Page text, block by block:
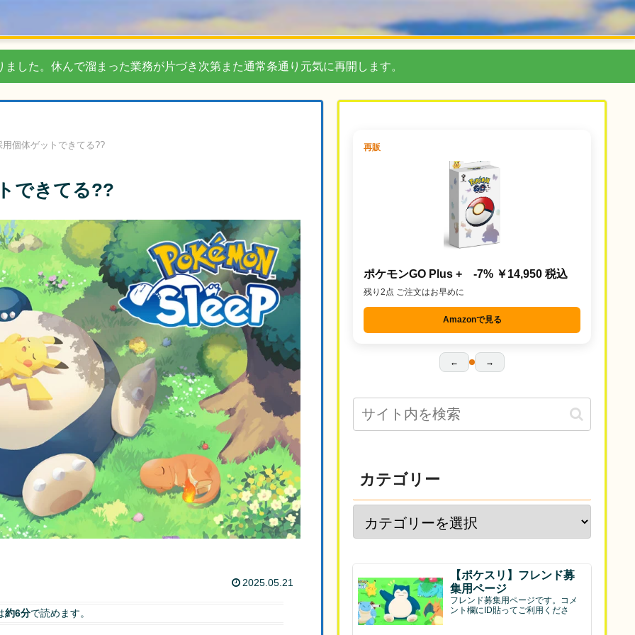
ました。休んで溜まった業務が片づき次第また通常条通り元気に再開します。
個体ゲットできてる??
できてる??
2025.05.21
約6分で読めます。
再販
ポケモンGO Plus + -7% ￥14,950 税込
残り2点 ご注文はお早めに
Amazonで見る
← →
カテゴリー
【ポケスリ】フレンド募
集用ページ
フレンド募集用ページです。コメ
ント欄にID貼ってご利用くださ